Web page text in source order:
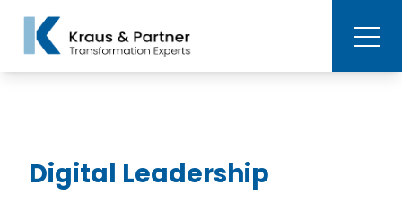
Digital Leadership